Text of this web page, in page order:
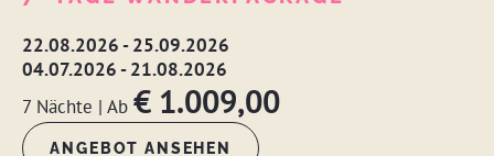
22.08.2026 - 25.09.2026
04.07.2026 - 21.08.2026
7 Nächte | Ab € 1.009,00
ANGEBOT ANSEHEN